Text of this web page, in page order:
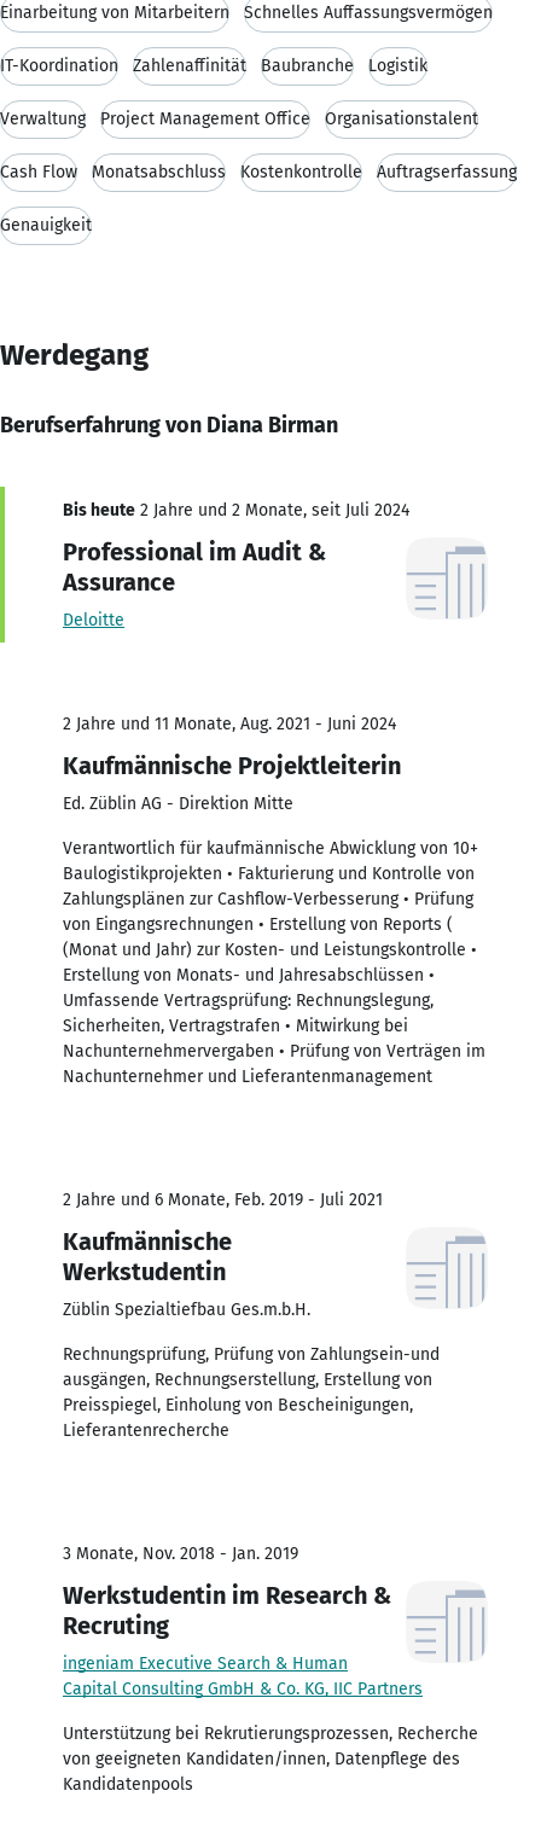
Einarbeitung von Mitarbeitern Schnelles Auffassungsvermögen
IT-Koordination Zahlenaffinität Baubranche Logistik
Verwaltung Project Management Office Organisationstalent
Cash Flow Monatsabschluss Kostenkontrolle Auftragserfassung
Genauigkeit
Werdegang
Berufserfahrung von Diana Birman
Bis heute 2 Jahre und 2 Monate, seit Juli 2024
Professional im Audit &
Assurance
Deloitte
2 Jahre und 11 Monate, Aug. 2021 - Juni 2024
Kaufmännische Projektleiterin
Ed. Züblin AG - Direktion Mitte
Verantwortlich für kaufmännische Abwicklung von 10+
Baulogistikprojekten • Fakturierung und Kontrolle von
Zahlungsplänen zur Cashflow-Verbesserung • Prüfung
von Eingangsrechnungen • Erstellung von Reports (
(Monat und Jahr) zur Kosten- und Leistungskontrolle •
Erstellung von Monats- und Jahresabschlüssen •
Umfassende Vertragsprüfung: Rechnungslegung,
Sicherheiten, Vertragstrafen • Mitwirkung bei
Nachunternehmervergaben • Prüfung von Verträgen im
Nachunternehmer und Lieferantenmanagement
2 Jahre und 6 Monate, Feb. 2019 - Juli 2021
Kaufmännische
Werkstudentin
Züblin Spezialtiefbau Ges.m.b.H.
Rechnungsprüfung, Prüfung von Zahlungsein-und
ausgängen, Rechnungserstellung, Erstellung von
Preisspiegel, Einholung von Bescheinigungen,
Lieferantenrecherche
3 Monate, Nov. 2018 - Jan. 2019
Werkstudentin im Research &
Recruting
ingeniam Executive Search & Human
Capital Consulting GmbH & Co. KG, IIC Partners
Unterstützung bei Rekrutierungsprozessen, Recherche
von geeigneten Kandidaten/innen, Datenpflege des
Kandidatenpools